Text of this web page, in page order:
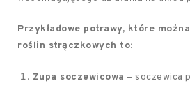
Przykładowe potrawy, które
roślin strączkowych to:
Zupa soczewicowa – soczewica